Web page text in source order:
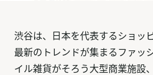
渋谷は、日本を代表するショッ
最新のトレンドが集まるファッ
イル雑貨がそろう大型商業施設